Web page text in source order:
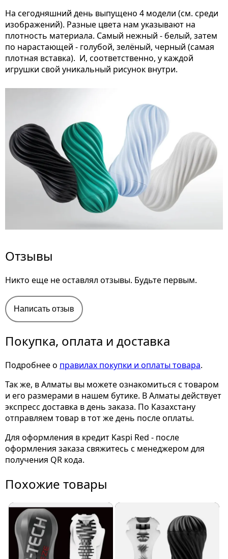
На сегодняшний день выпущено 4 модели (см. среди
изображений). Разные цвета нам указывают на
плотность материала. Самый нежный - белый, затем
по нарастающей - голубой, зелёный, черный (самая
плотная вставка). И, соответственно, у каждой
игрушки свой уникальный рисунок внутри.
Отзывы
Никто еще не оставлял отзывы. Будьте первым.
Написать отзыв
Покупка, оплата и доставка
Подробнее о правилах покупки и оплаты товара.
Так же, в Алматы вы можете ознакомиться с товаром
и его размерами в нашем бутике. В Алматы действует
экспресс доставка в день заказа. По Казахстану
отправляем товар в тот же день после оплаты.
Для оформления в кредит Kaspi Red - после
оформления заказа свяжитесь с менеджером для
получения QR кода.
Похожие товары